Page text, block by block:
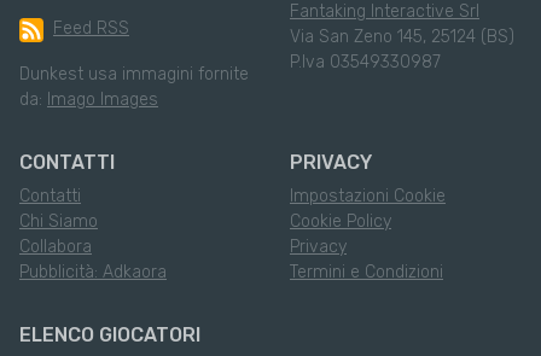
Feed RSS
Dunkest usa immagini fornite
da: Imago Images
Fantaking Interactive Srl
Via San Zeno 145, 25124 (BS)
P.Iva 03549330987
CONTATTI
Contatti
Chi Siamo
Collabora
Pubblicità: Adkaora
PRIVACY
Impostazioni Cookie
Cookie Policy
Privacy
Termini e Condizioni
ELENCO GIOCATORI